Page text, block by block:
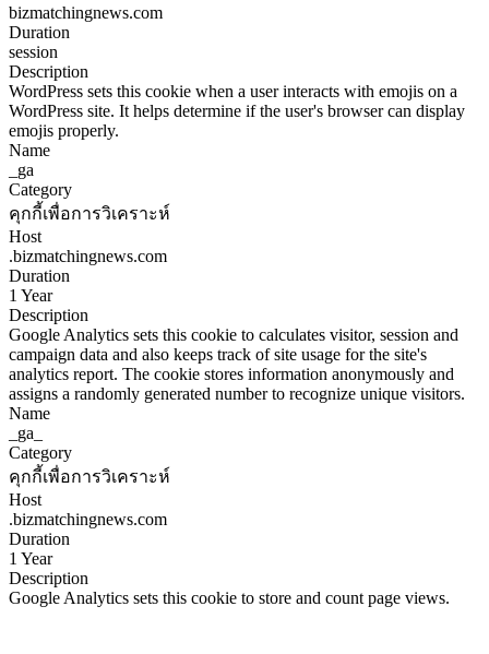
bizmatchingnews.com
Duration
session
Description
WordPress sets this cookie when a user interacts with emojis on a
WordPress site. It helps determine if the user's browser can display
emojis properly.
Name
_ga
Category
คุกกี้เพื่อการวิเคราะห์
Host
.bizmatchingnews.com
Duration
1 Year
Description
Google Analytics sets this cookie to calculates visitor, session and
campaign data and also keeps track of site usage for the site's
analytics report. The cookie stores information anonymously and
assigns a randomly generated number to recognize unique visitors.
Name
_ga_
Category
คุกกี้เพื่อการวิเคราะห์
Host
.bizmatchingnews.com
Duration
1 Year
Description
Google Analytics sets this cookie to store and count page views.